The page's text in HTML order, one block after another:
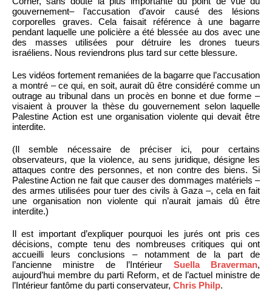
gouvernement– l’accusation d’avoir causé des lésions
corporelles graves. Cela faisait référence à une bagarre
pendant laquelle une policière a été blessée au dos avec une
des masses utilisées pour détruire les drones tueurs
israéliens. Nous reviendrons plus tard sur cette blessure.
Les vidéos fortement remaniées de la bagarre que l’accusation
a montré – ce qui, en soit, aurait dû être considéré comme un
outrage au tribunal dans un procès en bonne et due forme –
visaient à prouver la thèse du gouvernement selon laquelle
Palestine Action est une organisation violente qui devait être
interdite.
(Il semble nécessaire de préciser ici, pour certains
observateurs, que la violence, au sens juridique, désigne les
attaques contre des personnes, et non contre des biens. Si
Palestine Action ne fait que causer des dommages matériels –
des armes utilisées pour tuer des civils à Gaza –, cela en fait
une organisation non violente qui n’aurait jamais dû être
interdite.)
Il est important d’expliquer pourquoi les jurés ont pris ces
décisions, compte tenu des nombreuses critiques qui ont
accueilli leurs conclusions – notamment de la part de
l’ancienne ministre de l’Intérieur Suella Braverman,
aujourd’hui membre du parti Reform, et de l’actuel ministre de
l’Intérieur fantôme du parti conservateur, Chris Philp.